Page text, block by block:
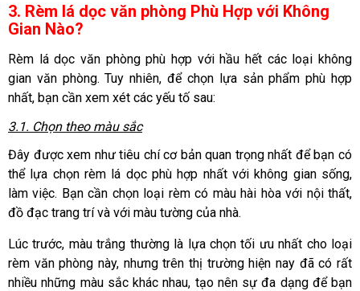
3. Rèm lá dọc văn phòng Phù Hợp với Không
Gian Nào?
Rèm lá dọc văn phòng phù hợp với hầu hết các loại không
gian văn phòng. Tuy nhiên, để chọn lựa sản phẩm phù hợp
nhất, bạn cần xem xét các yếu tố sau:
3.1. Chọn theo màu sắc
Đây được xem như tiêu chí cơ bản quan trọng nhất để bạn có
thể lựa chọn rèm lá dọc phù hợp nhất với không gian sống,
làm việc. Bạn cần chọn loại rèm có màu hài hòa với nội thất,
đồ đạc trang trí và với màu tường của nhà.
Lúc trước, màu trắng thường là lựa chọn tối ưu nhất cho loại
rèm văn phòng này, nhưng trên thị trường hiện nay đã có rất
nhiều những màu sắc khác nhau, tạo nên sự đa dạng để bạn